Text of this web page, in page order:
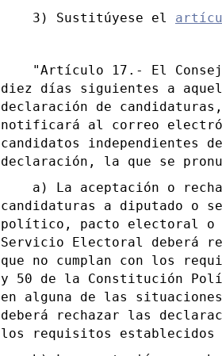
3) Sustitúyese el
"Artículo 17.- El
diez días siguientes a
declaración de
notificará al correo
candidatos independientes
declaración, la que se
a) La aceptación o
candidaturas a diputado o
político, pacto electoral o
Servicio Electoral deberá
que no cumplan con los
y 50 de la Constitución
en alguna de las
deberá rechazar las
los requisitos